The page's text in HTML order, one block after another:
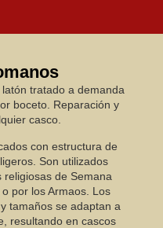
tratado a demanda
boceto. Reparación y
casco.
con estructura de
Son utilizados
de Semana
por los Armaos. Los
tamaños se adaptan a
resultando en cascos